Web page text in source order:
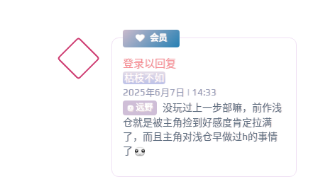
会员
登录以回复
枯枝不如
2025年6月7日 | 14:33
@ 远野
没玩过上一步部嘛，前作浅
仓就是被主角捡到好感度肯定拉满
了，而且主角对浅仓早做过h的事情
了